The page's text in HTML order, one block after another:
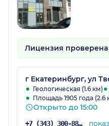
Лицензия проверена
г Екатеринбург, ул
Геологическая (1.6 км)
Площадь 1905 года (2.6
Открыто до 15:00
+7 (343) 300-88-69